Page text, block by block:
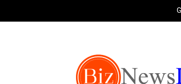
AirAsia X SEE FAH พันธมิตรทางธุรกิ
บ้านหนองสองห้องจัดใหญ่ “แห่เทีย